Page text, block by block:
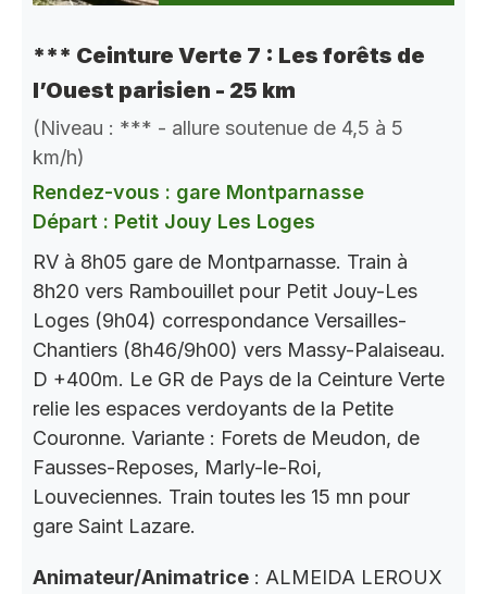
*** Ceinture Verte 7 : Les forêts de
l’Ouest parisien - 25 km
(Niveau : *** - allure soutenue de 4,5 à 5
km/h)
Rendez-vous : gare Montparnasse
Départ : Petit Jouy Les Loges
RV à 8h05 gare de Montparnasse. Train à
8h20 vers Rambouillet pour Petit Jouy-Les
Loges (9h04) correspondance Versailles-
Chantiers (8h46/9h00) vers Massy-Palaiseau.
D +400m. Le GR de Pays de la Ceinture Verte
relie les espaces verdoyants de la Petite
Couronne. Variante : Forets de Meudon, de
Fausses-Reposes, Marly-le-Roi,
Louveciennes. Train toutes les 15 mn pour
gare Saint Lazare.
Animateur/Animatrice : ALMEIDA LEROUX